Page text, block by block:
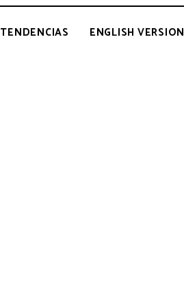
TENDENCIAS ENGLISH VERSION